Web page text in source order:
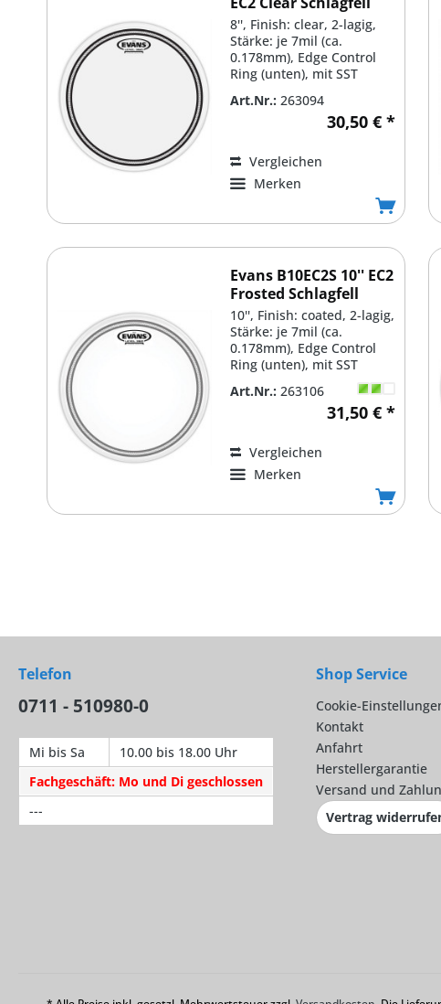
8'', Finish: clear, 2-lagig,
Stärke: je 7mil (ca.
0.178mm), Edge Control
Ring (unten), mit SST
Art.Nr.: 263094
30,50 € *
Vergleichen
Merken
Evans B10EC2S 10'' EC2
Frosted Schlagfell
10'', Finish: coated, 2-lagig,
Stärke: je 7mil (ca.
0.178mm), Edge Control
Ring (unten), mit SST
Art.Nr.: 263106
31,50 € *
Vergleichen
Merken
Telefon
0711 - 510980-0
Mi bis Sa
10.00 bis 18.00 Uhr
Fachgeschäft: Mo und Di geschlossen
---
Shop Service
Cookie-
Kontakt
Anfahrt
Herstellergarantie
Versand und
Vertrag